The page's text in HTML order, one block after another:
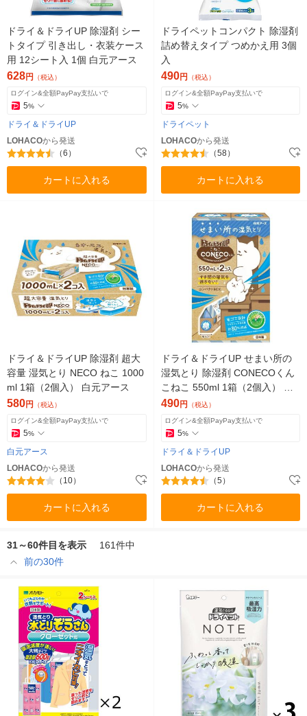
ドライ＆ドライUP 除湿剤 シー
トタイプ 引き出し・衣装ケース
用 12シート入 1個 白元アース
628円 （税込）
ログイン&全額PayPay支払いで
5%
ドライ＆ドライUP
LOHACOから発送
（6）
カートに入れる
ドライペットコンパクト 除湿剤
詰め替えタイプ つめかえ用 3個
入
490円 （税込）
ログイン&全額PayPay支払いで
5%
ドライペット
LOHACOから発送
（58）
カートに入れる
ドライ＆ドライUP 除湿剤 超大
容量 湿気とり NECO ねこ 1000
ml 1箱（2個入） 白元アース
580円 （税込）
ログイン&全額PayPay支払いで
5%
白元アース
LOHACOから発送
（10）
カートに入れる
ドライ＆ドライUP せまい所の
湿気とり 除湿剤 CONECOくん
こねこ 550ml 1箱（2個入） 白
元アース
490円 （税込）
ログイン&全額PayPay支払いで
5%
ドライ＆ドライUP
LOHACOから発送
（5）
カートに入れる
31～60件目を表示
161件中
前の30件